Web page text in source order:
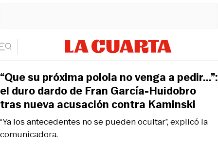
“Ya los antecedentes no se pueden ocultar”, explicó la
comunicadora.
“Que su próxima polola no venga a pedir...”:
el duro dardo de Fran García-Huidobro
tras nueva acusación contra Kaminski